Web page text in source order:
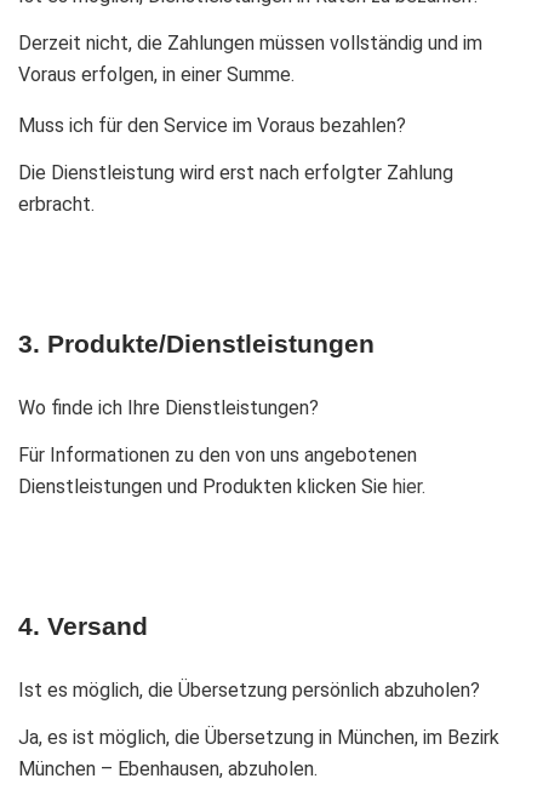
Derzeit nicht, die Zahlungen müssen vollständig und im
Voraus erfolgen, in einer Summe.
Muss ich für den Service im Voraus bezahlen?
Die Dienstleistung wird erst nach erfolgter Zahlung
erbracht.
3. Produkte/Dienstleistungen
Wo finde ich Ihre Dienstleistungen?
Für Informationen zu den von uns angebotenen
Dienstleistungen und Produkten klicken Sie hier.
4. Versand
Ist es möglich, die Übersetzung persönlich abzuholen?
Ja, es ist möglich, die Übersetzung in München, im Bezirk
München – Ebenhausen, abzuholen.